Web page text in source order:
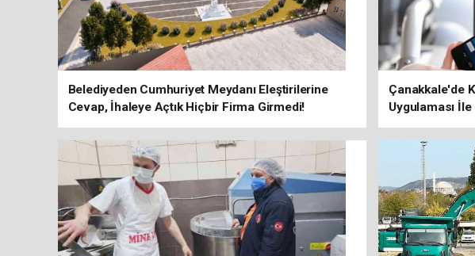
Belediyeden Cumhuriyet Meydanı Eleştirilerine
Cevap, İhaleye Açtık Hiçbir Firma Girmedi!
Çanakkale'de
Uygulaması